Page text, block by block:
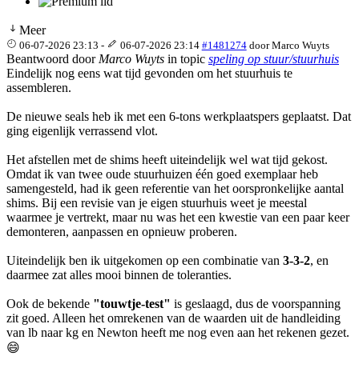
Meer
06-07-2026 23:13 - 06-07-2026 23:14 #1481274 doorMarco Wuyts
Beantwoord door Marco Wuyts in topic speling op stuur/stuurhuis
Eindelijk nog eens wat tijd gevonden om het stuurhuis te
assembleren.
De nieuwe seals heb ik met een 6-tons werkplaatspers geplaatst. Dat
ging eigenlijk verrassend vlot.
Het afstellen met de shims heeft uiteindelijk wel wat tijd gekost.
Omdat ik van twee oude stuurhuizen één goed exemplaar heb
samengesteld, had ik geen referentie van het oorspronkelijke aantal
shims. Bij een revisie van je eigen stuurhuis weet je meestal
waarmee je vertrekt, maar nu was het een kwestie van een paar keer
demonteren, aanpassen en opnieuw proberen.
Uiteindelijk ben ik uitgekomen op een combinatie van 3-3-2, en
daarmee zat alles mooi binnen de toleranties.
Ook de bekende "touwtje-test" is geslaagd, dus de voorspanning
zit goed. Alleen het omrekenen van de waarden uit de handleiding
van lb naar kg en Newton heeft me nog even aan het rekenen gezet.
😄